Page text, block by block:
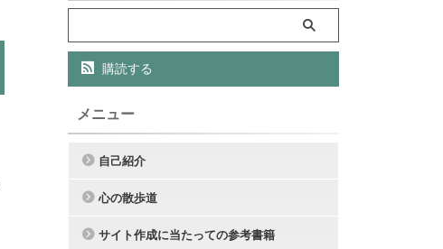
購読する
メニュー
自己紹介
心の散歩道
サイト作成に当たっての参考書籍